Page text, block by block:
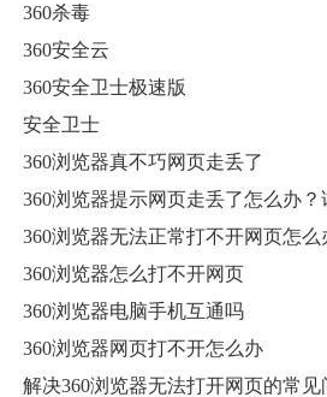
360杀毒
360安全云
360安全卫士极速版
安全卫士
360浏览器真不巧网页走丢了
360浏览器提示网页走丢了怎么办
360浏览器无法正常打不开网页怎么
360浏览器怎么打不开网页
360浏览器电脑手机互通吗
360浏览器网页打不开怎么办
解决360浏览器无法打开网页的常见